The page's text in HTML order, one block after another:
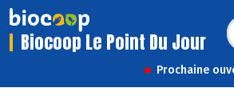
Biocoop Le Point Du Jour
Prochaine